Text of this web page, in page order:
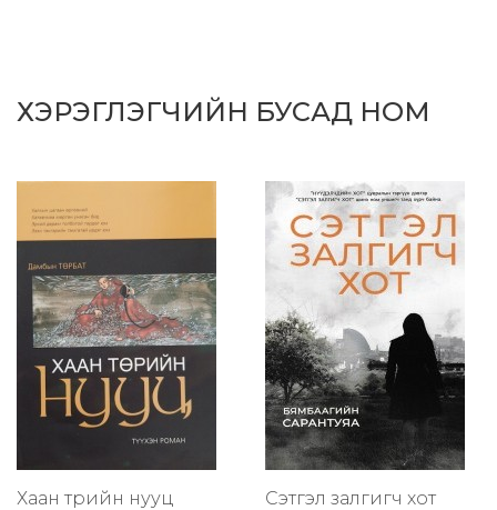
ХЭРЭГЛЭГЧИЙН БУСАД НОМ
Хаан төрийн нууц Сэтгэл залгигч хот